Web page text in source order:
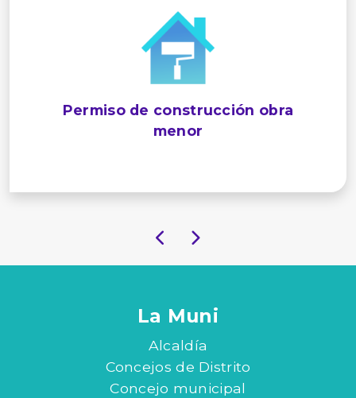
Permiso de construcción obra
menor
La Muni
Alcaldía
Concejos de Distrito
Concejo municipal